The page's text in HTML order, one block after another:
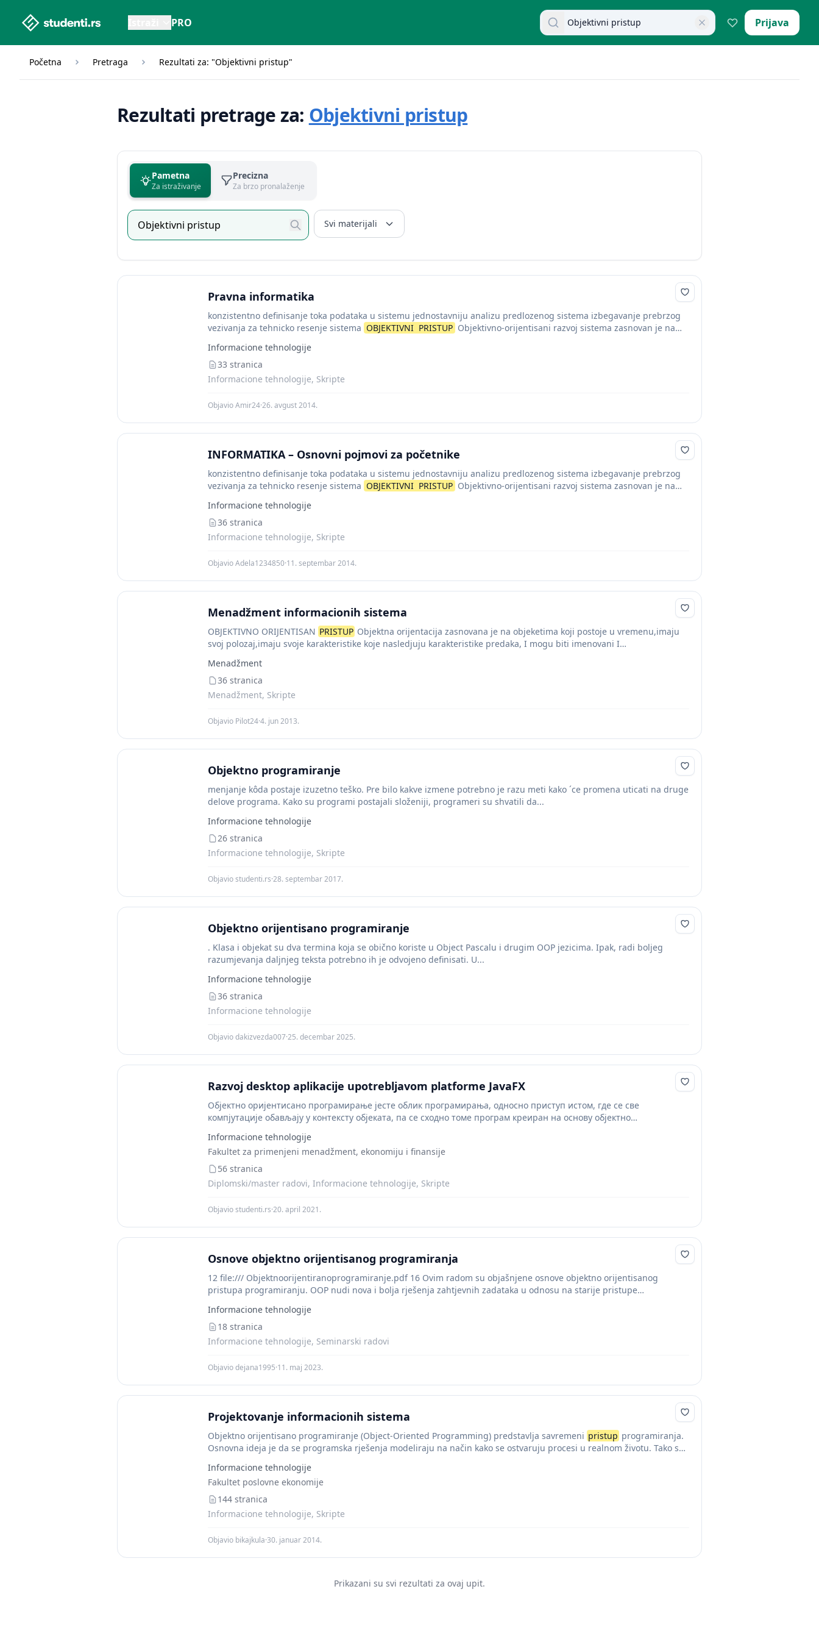
studenti.rs home page PRO Pretraži dokumente Prijava
Početna Pretraga Rezultati za: "Objektivni pristup"
Rezultati pretrage za: Objektivni pristup
Pametna
Za istraživanje
Precizna
Za brzo pronalaženje
Svi materijali
Pravna informatika
konzistentno definisanje toka podataka u sistemu jednostavniju analizu predlozenog sistema izbegavanje prebrzog
vezivanja za tehnicko resenje sistema OBJEKTIVNI PRISTUP Objektivno-orijentisani razvoj sistema zasnovan je na
Informacione tehnologije
33 stranica
Informacione tehnologije, Skripte
Objavio Amir24·26. avgust 2014.
INFORMATIKA – Osnovni pojmovi za početnike
konzistentno definisanje toka podataka u sistemu jednostavniju analizu predlozenog sistema izbegavanje prebrzog
vezivanja za tehnicko resenje sistema OBJEKTIVNI PRISTUP Objektivno-orijentisani razvoj sistema zasnovan je na
Informacione tehnologije
36 stranica
Informacione tehnologije, Skripte
Objavio Adela1234850·11. septembar 2014.
Menadžment informacionih sistema
OBJEKTIVNO ORIJENTISAN PRISTUP Objektna orijentacija zasnovana je na objeketima koji postoje u vremenu,imaju
svoj polozaj,imaju svoje karakteristike koje nasledjuju karakteristike predaka, I mogu biti imenovani I
Menadžment
36 stranica
Menadžment, Skripte
Objavio Pilot24·4. jun 2013.
Objektno programiranje
menjanje kôda postaje izuzetno teško. Pre bilo kakve izmene potrebno je razu meti kako ´ce promena uticati na druge
delove programa. Kako su programi postajali složeniji, programeri su shvatili da...
Informacione tehnologije
26 stranica
Informacione tehnologije, Skripte
Objavio studenti.rs·28. septembar 2017.
Objektno orijentisano programiranje
. Klasa i objekat su dva termina koja se obično koriste u Object Pascalu i drugim OOP jezicima. Ipak, radi boljeg
razumjevanja daljnjeg teksta potrebno ih je odvojeno definisati. U...
Informacione tehnologije
36 stranica
Informacione tehnologije
Objavio dakizvezda007·25. decembar 2025.
Razvoj desktop aplikacije upotrebljavom platforme JavaFX
Објектно оријентисано програмирање јесте облик програмирања, односно приступ истом, где се све
компјутације обављају у контексту објеката, па се сходно томе програм креиран на основу објектно
Informacione tehnologije
Fakultet za primenjeni menadžment, ekonomiju i finansije
56 stranica
Diplomski/master radovi, Informacione tehnologije, Skripte
Objavio studenti.rs·20. april 2021.
Osnove objektno orijentisanog programiranja
12 file:/// Objektnoorijentiranoprogramiranje.pdf 16 Ovim radom su objašnjene osnove objektno orijentisanog
pristupa programiranju. OOP nudi nova i bolja rješenja zahtjevnih zadataka u odnosu na starije pristupe
Informacione tehnologije
18 stranica
Informacione tehnologije, Seminarski radovi
Objavio dejana1995·11. maj 2023.
Projektovanje informacionih sistema
Objektno orijentisano programiranje (Object-Oriented Programming) predstavlja savremeni pristup programiranja.
Osnovna ideja je da se programska rješenja modeliraju na način kako se ostvaruju procesi u realnom životu. Tako se
Informacione tehnologije
Fakultet poslovne ekonomije
144 stranica
Informacione tehnologije, Skripte
Objavio bikajkula·30. januar 2014.
Prikazani su svi rezultati za ovaj upit.